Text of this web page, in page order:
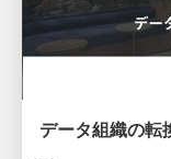
データ組織の転